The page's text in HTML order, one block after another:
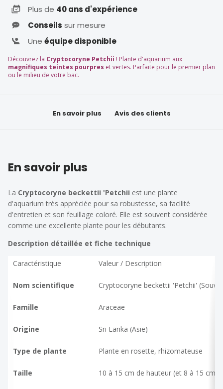
Plus de 40 ans d'expérience
Conseils sur mesure
Une équipe disponible
Découvrez la Cryptocoryne Petchii ! Plante d'aquarium aux
magnifiques teintes pourpres et vertes. Parfaite pour le premier plan
ou le milieu de votre bac.
En savoir plus Avis des clients
En savoir plus
La Cryptocoryne beckettii 'Petchii est une plante
d'aquarium très appréciée pour sa robustesse, sa facilité
d'entretien et son feuillage coloré. Elle est souvent considérée
comme une excellente plante pour les débutants.
Description détaillée et fiche technique
Caractéristique Valeur / Description
Nom scientifique Cryptocoryne beckettii 'Petchii'
Famille Araceae
Origine Sri Lanka (Asie)
Type de plante Plante en rosette, rhizomateuse
Taille 10 à 15 cm de hauteur (et 8 à 15 cm